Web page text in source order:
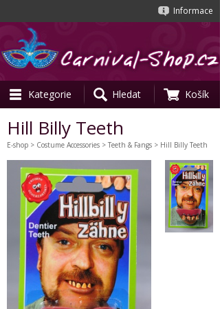
Informace
Kategorie Hledat Košík
Hill Billy Teeth
E-shop > Costume Accessories > Teeth & Fangs > Hill Billy Teeth